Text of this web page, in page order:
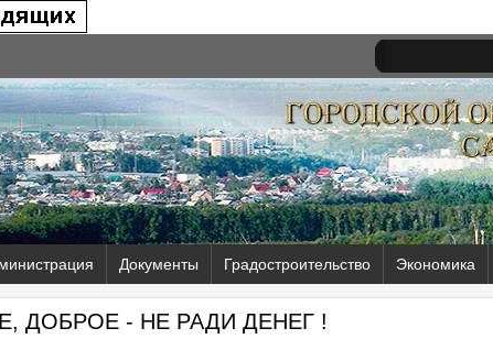
Документы Градостроительство Экономика
ДОБРОЕ - НЕ РАДИ ДЕНЕГ !